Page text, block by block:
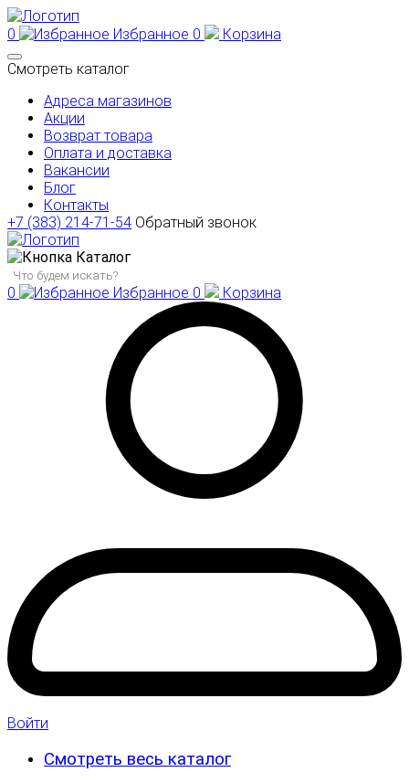
0 Избранное 0
Корзина
Смотреть каталог
Адреса магазинов
Акции
Возврат товара
Оплата и доставка
Вакансии
Блог
Контакты
+7 (383) 214-71-54 Обратный звонок
Каталог
0 Избранное 0 Корзина
Войти
Смотреть весь каталог